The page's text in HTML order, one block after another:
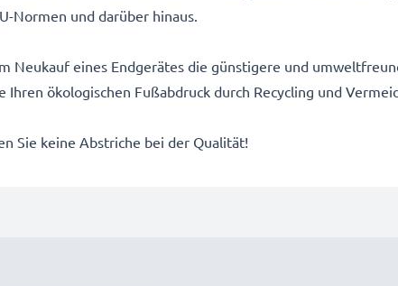
Normen und darüber hinaus.
Neukauf eines Endgerätes die günstigere und
ökologischen Fußabdruck durch Recycling und
Sie keine Abstriche bei der Qualität!